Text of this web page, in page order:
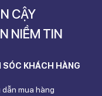
CẬY
NIỀM TIN
SÓC KHÁCH HÀNG
mua hàng